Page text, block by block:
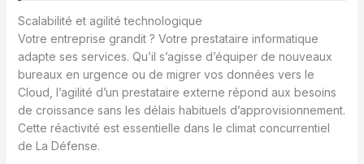
Scalabilité et agilité technologique
Votre entreprise grandit ? Votre prestataire informatique
adapte ses services. Qu’il s’agisse d’équiper de nouveaux
bureaux en urgence ou de migrer vos données vers le
Cloud, l’agilité d’un prestataire externe répond aux besoins
de croissance sans les délais habituels d’approvisionnement.
Cette réactivité est essentielle dans le climat concurrentiel
de La Défense.